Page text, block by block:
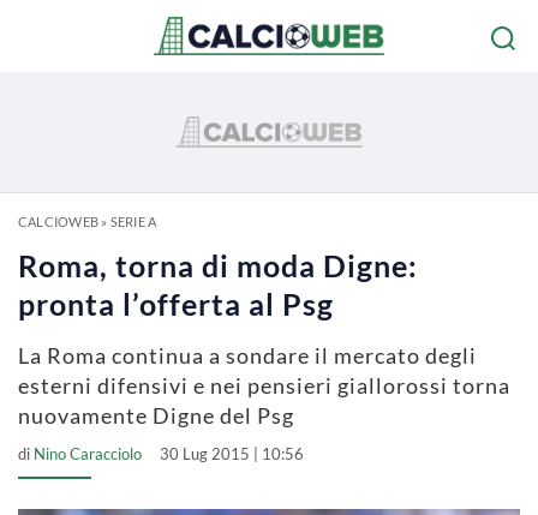
CALCIOWEB» SERIE A
Roma, torna di moda Digne:
pronta l’offerta al Psg
La Roma continua a sondare il mercato degli
esterni difensivi e nei pensieri giallorossi torna
nuovamente Digne del Psg
di Nino Caracciolo 30 Lug 2015 | 10:56